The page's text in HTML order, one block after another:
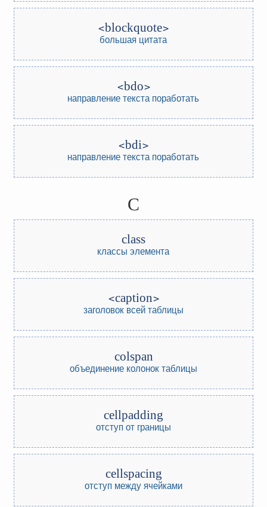
blockquote
большая цитата
bdo
направление текста поработать
bdi
направление текста поработать
C
class
классы элемента
caption
заголовок всей таблицы
colspan
объединение колонок таблицы
cellpadding
отступ от границы
cellspacing
отступ между ячейками